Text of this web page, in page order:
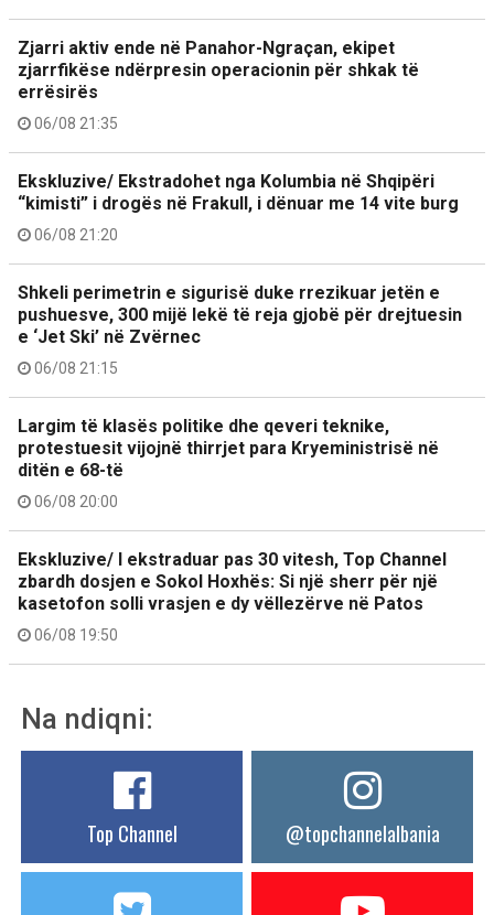
Zjarri aktiv ende në Panahor-Ngraçan, ekipet
zjarrfikëse ndërpresin operacionin për shkak të
errësirës
06/08 21:35
Ekskluzive/ Ekstradohet nga Kolumbia në Shqipëri
“kimisti” i drogës në Frakull, i dënuar me 14 vite burg
06/08 21:20
Shkeli perimetrin e sigurisë duke rrezikuar jetën e
pushuesve, 300 mijë lekë të reja gjobë për drejtuesin
e ‘Jet Ski’ në Zvërnec
06/08 21:15
Largim të klasës politike dhe qeveri teknike,
protestuesit vijojnë thirrjet para Kryeministrisë në
ditën e 68-të
06/08 20:00
Ekskluzive/ I ekstraduar pas 30 vitesh, Top Channel
zbardh dosjen e Sokol Hoxhës: Si një sherr për një
kasetofon solli vrasjen e dy vëllezërve në Patos
06/08 19:50
Na ndiqni:
Top Channel @topchannelalbania